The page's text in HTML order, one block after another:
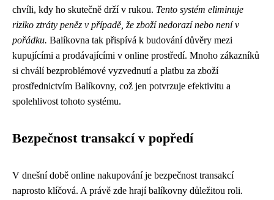
chvíli, kdy ho skutečně drží v rukou. Tento systém eliminuje
riziko ztráty peněz v případě, že zboží nedorazí nebo není v
pořádku. Balíkovna tak přispívá k budování důvěry mezi
kupujícími a prodávajícími v online prostředí. Mnoho zákazníků
si chválí bezproblémové vyzvednutí a platbu za zboží
prostřednictvím Balíkovny, což jen potvrzuje efektivitu a
spolehlivost tohoto systému.
Bezpečnost transakcí v popředí
V dnešní době online nakupování je bezpečnost transakcí
naprosto klíčová. A právě zde hrají balíkovny důležitou roli.